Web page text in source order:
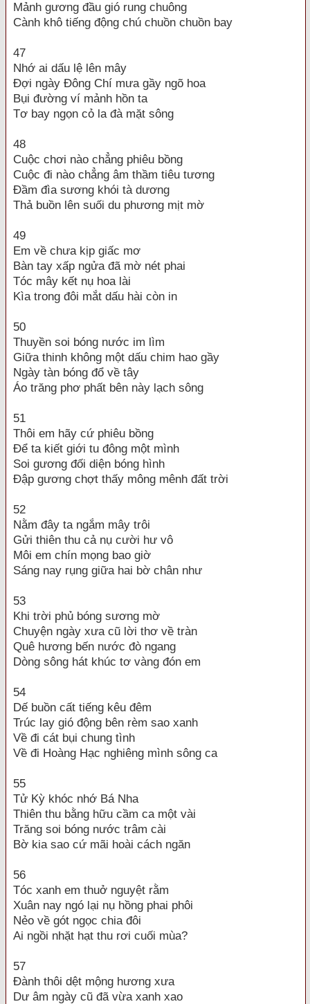
Mảnh gương đầu gió rung chuông
Cành khô tiếng động chú chuồn chuồn bay
47
Nhớ ai dấu lệ lên mây
Đợi ngày Đông Chí mưa gầy ngõ hoa
Bụi đường ví mảnh hồn ta
Tơ bay ngọn cỏ la đà mặt sông
48
Cuộc chơi nào chẳng phiêu bồng
Cuộc đi nào chẳng âm thầm tiêu tương
Đầm đìa sương khói tà dương
Thả buồn lên suối du phương mịt mờ
49
Em về chưa kịp giấc mơ
Bàn tay xấp ngửa đã mờ nét phai
Tóc mây kết nụ hoa lài
Kìa trong đôi mắt dấu hài còn in
50
Thuyền soi bóng nước im lìm
Giữa thinh không một dấu chim hao gầy
Ngày tàn bóng đổ về tây
Áo trăng phơ phất bên này lạch sông
51
Thôi em hãy cứ phiêu bồng
Để ta kiết giới tu đông một mình
Soi gương đối diện bóng hình
Đập gương chợt thấy mông mênh đất trời
52
Nằm đây ta ngắm mây trôi
Gửi thiên thu cả nụ cười hư vô
Môi em chín mọng bao giờ
Sáng nay rụng giữa hai bờ chân như
53
Khi trời phủ bóng sương mờ
Chuyện ngày xưa cũ lời thơ về tràn
Quê hương bến nước đò ngang
Dòng sông hát khúc tơ vàng đón em
54
Dế buồn cất tiếng kêu đêm
Trúc lay gió động bên rèm sao xanh
Về đi cát bụi chung tình
Về đi Hoàng Hạc nghiêng mình sông ca
55
Tử Kỳ khóc nhớ Bá Nha
Thiên thu bằng hữu cầm ca một vài
Trăng soi bóng nước trâm cài
Bờ kia sao cứ mãi hoài cách ngăn
56
Tóc xanh em thuở nguyệt rằm
Xuân nay ngó lại nụ hồng phai phôi
Nẻo về gót ngọc chia đôi
Ai ngồi nhặt hạt thu rơi cuối mùa?
57
Đành thôi dệt mộng hương xưa
Dư âm ngày cũ đã vừa xanh xao